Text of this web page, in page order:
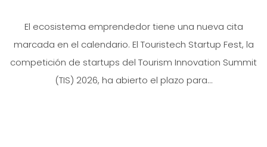
El ecosistema emprendedor tiene una nueva cita
marcada en el calendario. El Touristech Startup Fest, la
competición de startups del Tourism Innovation Summit
(TIS) 2026, ha abierto el plazo para...